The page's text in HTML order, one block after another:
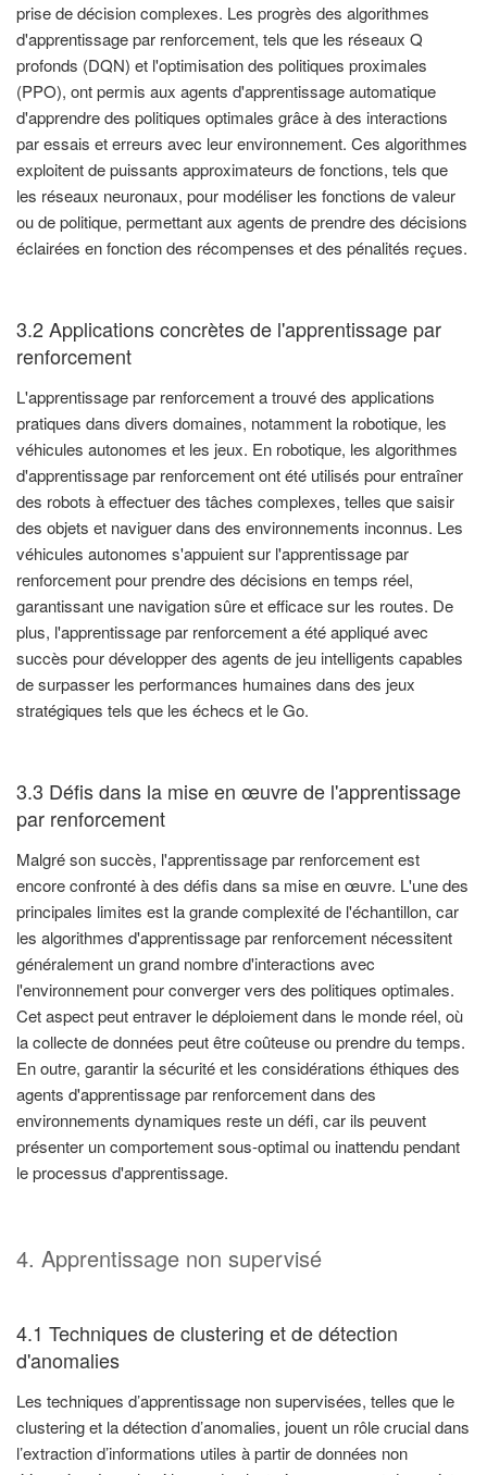
prise de décision complexes. Les progrès des algorithmes
d'apprentissage par renforcement, tels que les réseaux Q
profonds (DQN) et l'optimisation des politiques proximales
(PPO), ont permis aux agents d'apprentissage automatique
d'apprendre des politiques optimales grâce à des interactions
par essais et erreurs avec leur environnement. Ces algorithmes
exploitent de puissants approximateurs de fonctions, tels que
les réseaux neuronaux, pour modéliser les fonctions de valeur
ou de politique, permettant aux agents de prendre des décisions
éclairées en fonction des récompenses et des pénalités reçues.
3.2 Applications concrètes de l'apprentissage par
renforcement
L'apprentissage par renforcement a trouvé des applications
pratiques dans divers domaines, notamment la robotique, les
véhicules autonomes et les jeux. En robotique, les algorithmes
d'apprentissage par renforcement ont été utilisés pour entraîner
des robots à effectuer des tâches complexes, telles que saisir
des objets et naviguer dans des environnements inconnus. Les
véhicules autonomes s'appuient sur l'apprentissage par
renforcement pour prendre des décisions en temps réel,
garantissant une navigation sûre et efficace sur les routes. De
plus, l'apprentissage par renforcement a été appliqué avec
succès pour développer des agents de jeu intelligents capables
de surpasser les performances humaines dans des jeux
stratégiques tels que les échecs et le Go.
3.3 Défis dans la mise en œuvre de l'apprentissage
par renforcement
Malgré son succès, l'apprentissage par renforcement est
encore confronté à des défis dans sa mise en œuvre. L'une des
principales limites est la grande complexité de l'échantillon, car
les algorithmes d'apprentissage par renforcement nécessitent
généralement un grand nombre d'interactions avec
l'environnement pour converger vers des politiques optimales.
Cet aspect peut entraver le déploiement dans le monde réel, où
la collecte de données peut être coûteuse ou prendre du temps.
En outre, garantir la sécurité et les considérations éthiques des
agents d'apprentissage par renforcement dans des
environnements dynamiques reste un défi, car ils peuvent
présenter un comportement sous-optimal ou inattendu pendant
le processus d'apprentissage.
4. Apprentissage non supervisé
4.1 Techniques de clustering et de détection
d'anomalies
Les techniques d’apprentissage non supervisées, telles que le
clustering et la détection d’anomalies, jouent un rôle crucial dans
l’extraction d’informations utiles à partir de données non